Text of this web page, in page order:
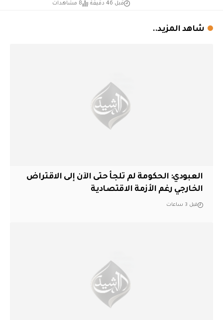
قبل 46 دقيقة 8 مشاهدات
شاهد المزيد..
العبودي: الحكومة لم تلجأ حتى الآن إلى الاقتراض
الخارجي رغم الأزمة الاقتصادية
قبل 3 ساعات